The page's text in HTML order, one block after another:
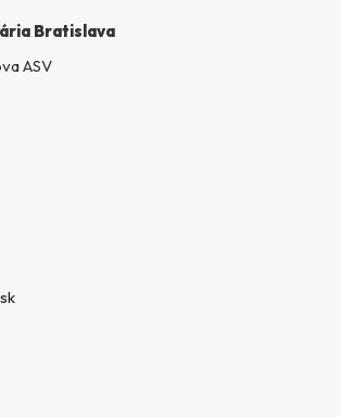
Bratislava
ASV